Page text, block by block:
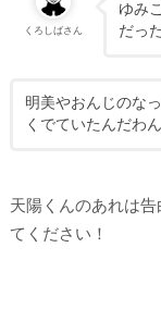
くろしばさん
ゆみ
だっ
明美やおんじのな
くでていたんだわ
天陽くんのあれは
てください！